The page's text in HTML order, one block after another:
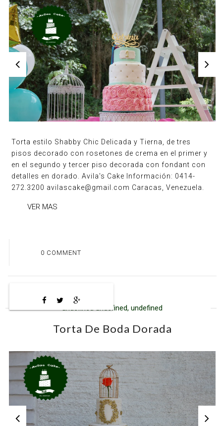
Torta estilo Shabby Chic Delicada y Tierna, de tres
pisos decorado con rosetones de crema en el primer y
en el segundo y tercer piso decorada con fondant con
detalles en dorado. Avila's Cake Información: 0414-
272.3200 avilascake@gmail.com Caracas, Venezuela.
VER MAS
0 COMMENT
undefined undefined, undefined
Torta De Boda Dorada